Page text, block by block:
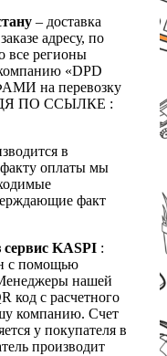
– доставка
адресу, по
все регионы
«DPD
на перевозку
ПО ССЫЛКЕ :
в
оплаты мы
факт
сервис KASPI :
с помощью
нашей
код с расчетного
компанию. Счет
у покупателя в
производит